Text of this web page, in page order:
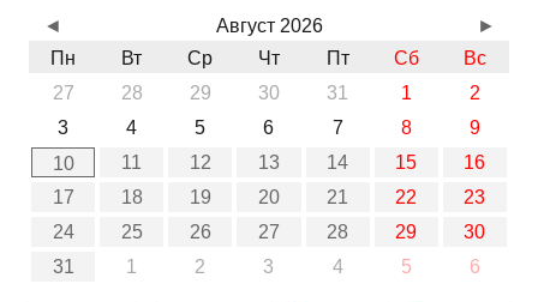
Август 2026
Пн
Вт Ср Чт Пт Сб
Вс
27
28 29 30 31 1
2
3
4 5 6 7 8
9
10
11 12 13 14 15
16
17
18 19 20 21 22
23
24
25 26 27 28 29
30
31
1 2 3 4 5 6
◄ ►